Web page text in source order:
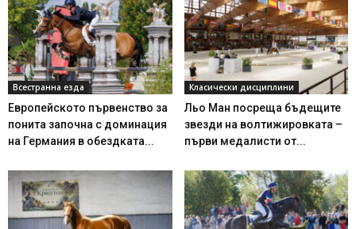
Всестранна езда
Европейското първенство за
понита започна с доминация
на Германия в обездката...
Класически дисциплини
Льо Ман посреща бъдещите
звезди на волтижировката –
първи медалисти от...